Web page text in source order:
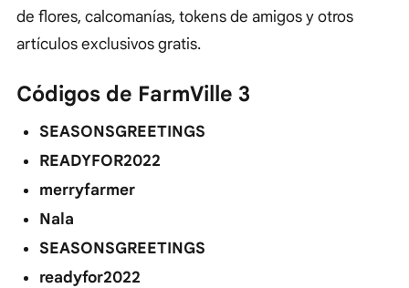
de flores, calcomanías, tokens de amigos y otros
artículos exclusivos gratis.
Códigos de FarmVille 3
SEASONSGREETINGS
READYFOR2022
merryfarmer
Nala
SEASONSGREETINGS
readyfor2022